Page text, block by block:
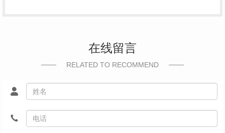
在线留言
RELATED TO RECOMMEND